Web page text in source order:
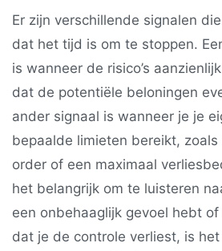
Er zijn verschillende signalen
dat het tijd is om te stoppen.
is wanneer de risico’s
dat de potentiële beloningen
ander signaal is wanneer je je
bepaalde limieten bereikt,
order of een maximaal
het belangrijk om te luisteren
een onbehaaglijk gevoel hebt
dat je de controle verliest, is